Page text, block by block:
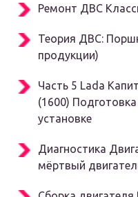
Ремонт ДВС
Теория ДВС:
продукции)
Часть 5 Lada
(1600)
установке
Диагностика
мёртвый